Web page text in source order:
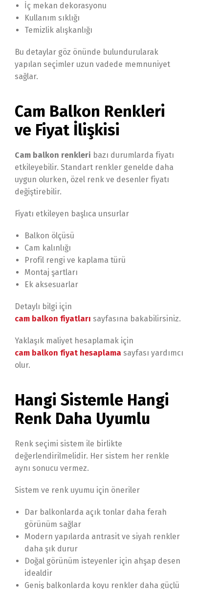
İç mekan dekorasyonu
Kullanım sıklığı
Temizlik alışkanlığı
Bu detaylar göz önünde bulundurularak
yapılan seçimler uzun vadede memnuniyet
sağlar.
Cam Balkon Renkleri
ve Fiyat İlişkisi
Cam balkon renkleri bazı durumlarda fiyatı
etkileyebilir. Standart renkler genelde daha
uygun olurken, özel renk ve desenler fiyatı
değiştirebilir.
Fiyatı etkileyen başlıca unsurlar
Balkon ölçüsü
Cam kalınlığı
Profil rengi ve kaplama türü
Montaj şartları
Ek aksesuarlar
Detaylı bilgi için
cam balkon fiyatları sayfasına bakabilirsiniz.
Yaklaşık maliyet hesaplamak için
cam balkon fiyat hesaplama sayfası yardımcı
olur.
Hangi Sistemle Hangi
Renk Daha Uyumlu
Renk seçimi sistem ile birlikte
değerlendirilmelidir. Her sistem her renkle
aynı sonucu vermez.
Sistem ve renk uyumu için öneriler
Dar balkonlarda açık tonlar daha ferah
görünüm sağlar
Modern yapılarda antrasit ve siyah renkler
daha şık durur
Doğal görünüm isteyenler için ahşap desen
idealdir
Geniş balkonlarda koyu renkler daha güçlü